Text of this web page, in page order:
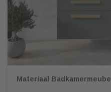
Materiaal Badkamermeubel